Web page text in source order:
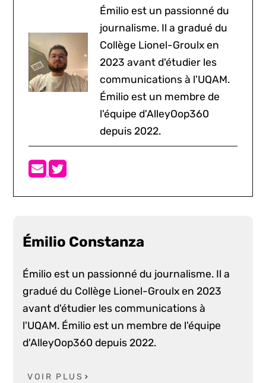
Émilio est un passionné du
journalisme. Il a gradué du
Collège Lionel-Groulx en
2023 avant d'étudier les
communications à l'UQAM.
Émilio est un membre de
l'équipe d'AlleyOop360
depuis 2022.
Émilio Constanza
Émilio est un passionné du journalisme. Il a
gradué du Collège Lionel-Groulx en 2023
avant d'étudier les communications à
l'UQAM. Émilio est un membre de l'équipe
d'AlleyOop360 depuis 2022.
VOIR PLUS